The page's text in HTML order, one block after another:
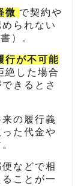
微 で契約や
られない
）。
行が不可能
絶した場合
きるとさ
の履行義
た代金や
などで相
ことが一